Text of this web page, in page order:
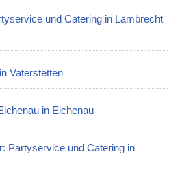
und Catering in Lambrecht
Vaterstetten
in Eichenau
Partyservice und Catering in